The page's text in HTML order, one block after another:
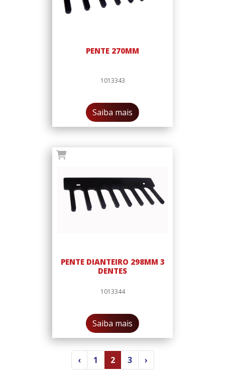
PENTE 270MM
1013343
Saiba mais
PENTE DIANTEIRO 298MM 3
DENTES
1013344
Saiba mais
‹ 1 2 3 ›